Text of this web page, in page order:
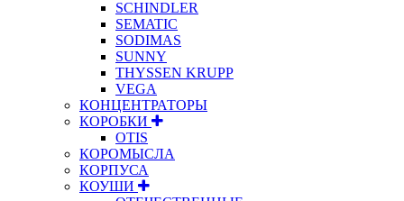
SCHINDLER
SEMATIC
SODIMAS
SUNNY
THYSSEN KRUPP
VEGA
КОНЦЕНТРАТОРЫ
КОРОБКИ
OTIS
КОРОМЫСЛА
КОРПУСА
КОУШИ